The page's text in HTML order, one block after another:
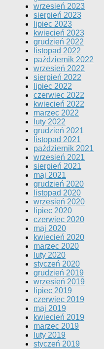
wrzesień 2023
sierpień 2023
lipiec 2023
kwiecień 2023
grudzień 2022
listopad 2022
październik 2022
wrzesień 2022
sierpień 2022
lipiec 2022
czerwiec 2022
kwiecień 2022
marzec 2022
luty 2022
grudzień 2021
listopad 2021
październik 2021
wrzesień 2021
sierpień 2021
maj 2021
grudzień 2020
listopad 2020
wrzesień 2020
lipiec 2020
czerwiec 2020
maj 2020
kwiecień 2020
marzec 2020
luty 2020
styczeń 2020
grudzień 2019
wrzesień 2019
lipiec 2019
czerwiec 2019
maj 2019
kwiecień 2019
marzec 2019
luty 2019
styczeń 2019